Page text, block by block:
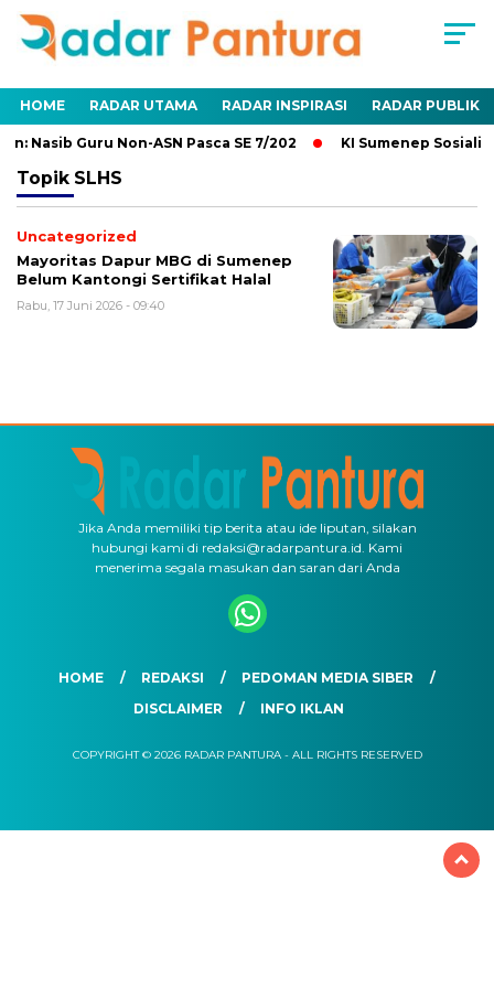
HOME RADAR UTAMA RADAR INSPIRASI RADAR PUBLIK
Nasib Guru Non-ASN Pasca SE 7/202 KI Sumenep
Topik SLHS
Uncategorized
Mayoritas Dapur MBG di Sumenep
Belum Kantongi Sertifikat Halal
Rabu, 17 Juni 2026 - 09:40
Jika Anda memiliki tip berita atau ide liputan, silakan
hubungi kami di redaksi@radarpantura.id. Kami
menerima segala masukan dan saran dari Anda
HOME REDAKSI
PEDOMAN MEDIA SIBER
DISCLAIMER
INFO IKLAN
COPYRIGHT © 2026 RADAR PANTURA - ALL RIGHTS RESERVED